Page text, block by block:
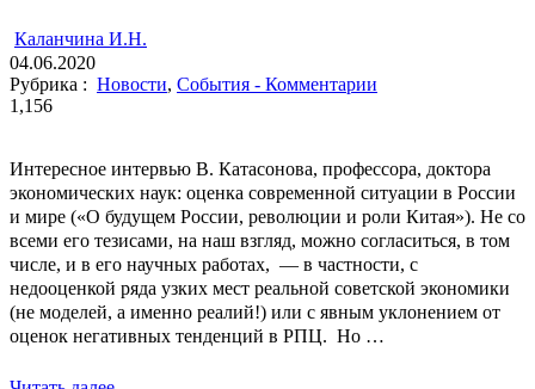
Каланчина И.Н.
04.06.2020
Рубрика : Новости, События - Комментарии
1,156
Интересное интервью В. Катасонова, профессора, доктора
экономических наук: оценка современной ситуации в России
и мире («О будущем России, революции и роли Китая»). Не со
всеми его тезисами, на наш взгляд, можно согласиться, в том
числе, и в его научных работах, — в частности, с
недооценкой ряда узких мест реальной советской экономики
(не моделей, а именно реалий!) или с явным уклонением от
оценок негативных тенденций в РПЦ. Но …